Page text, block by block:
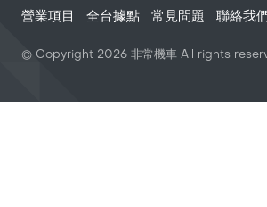
營業項目
全台據點 常見問題 聯絡我們
© Copyright 2026 非常機車 All rights